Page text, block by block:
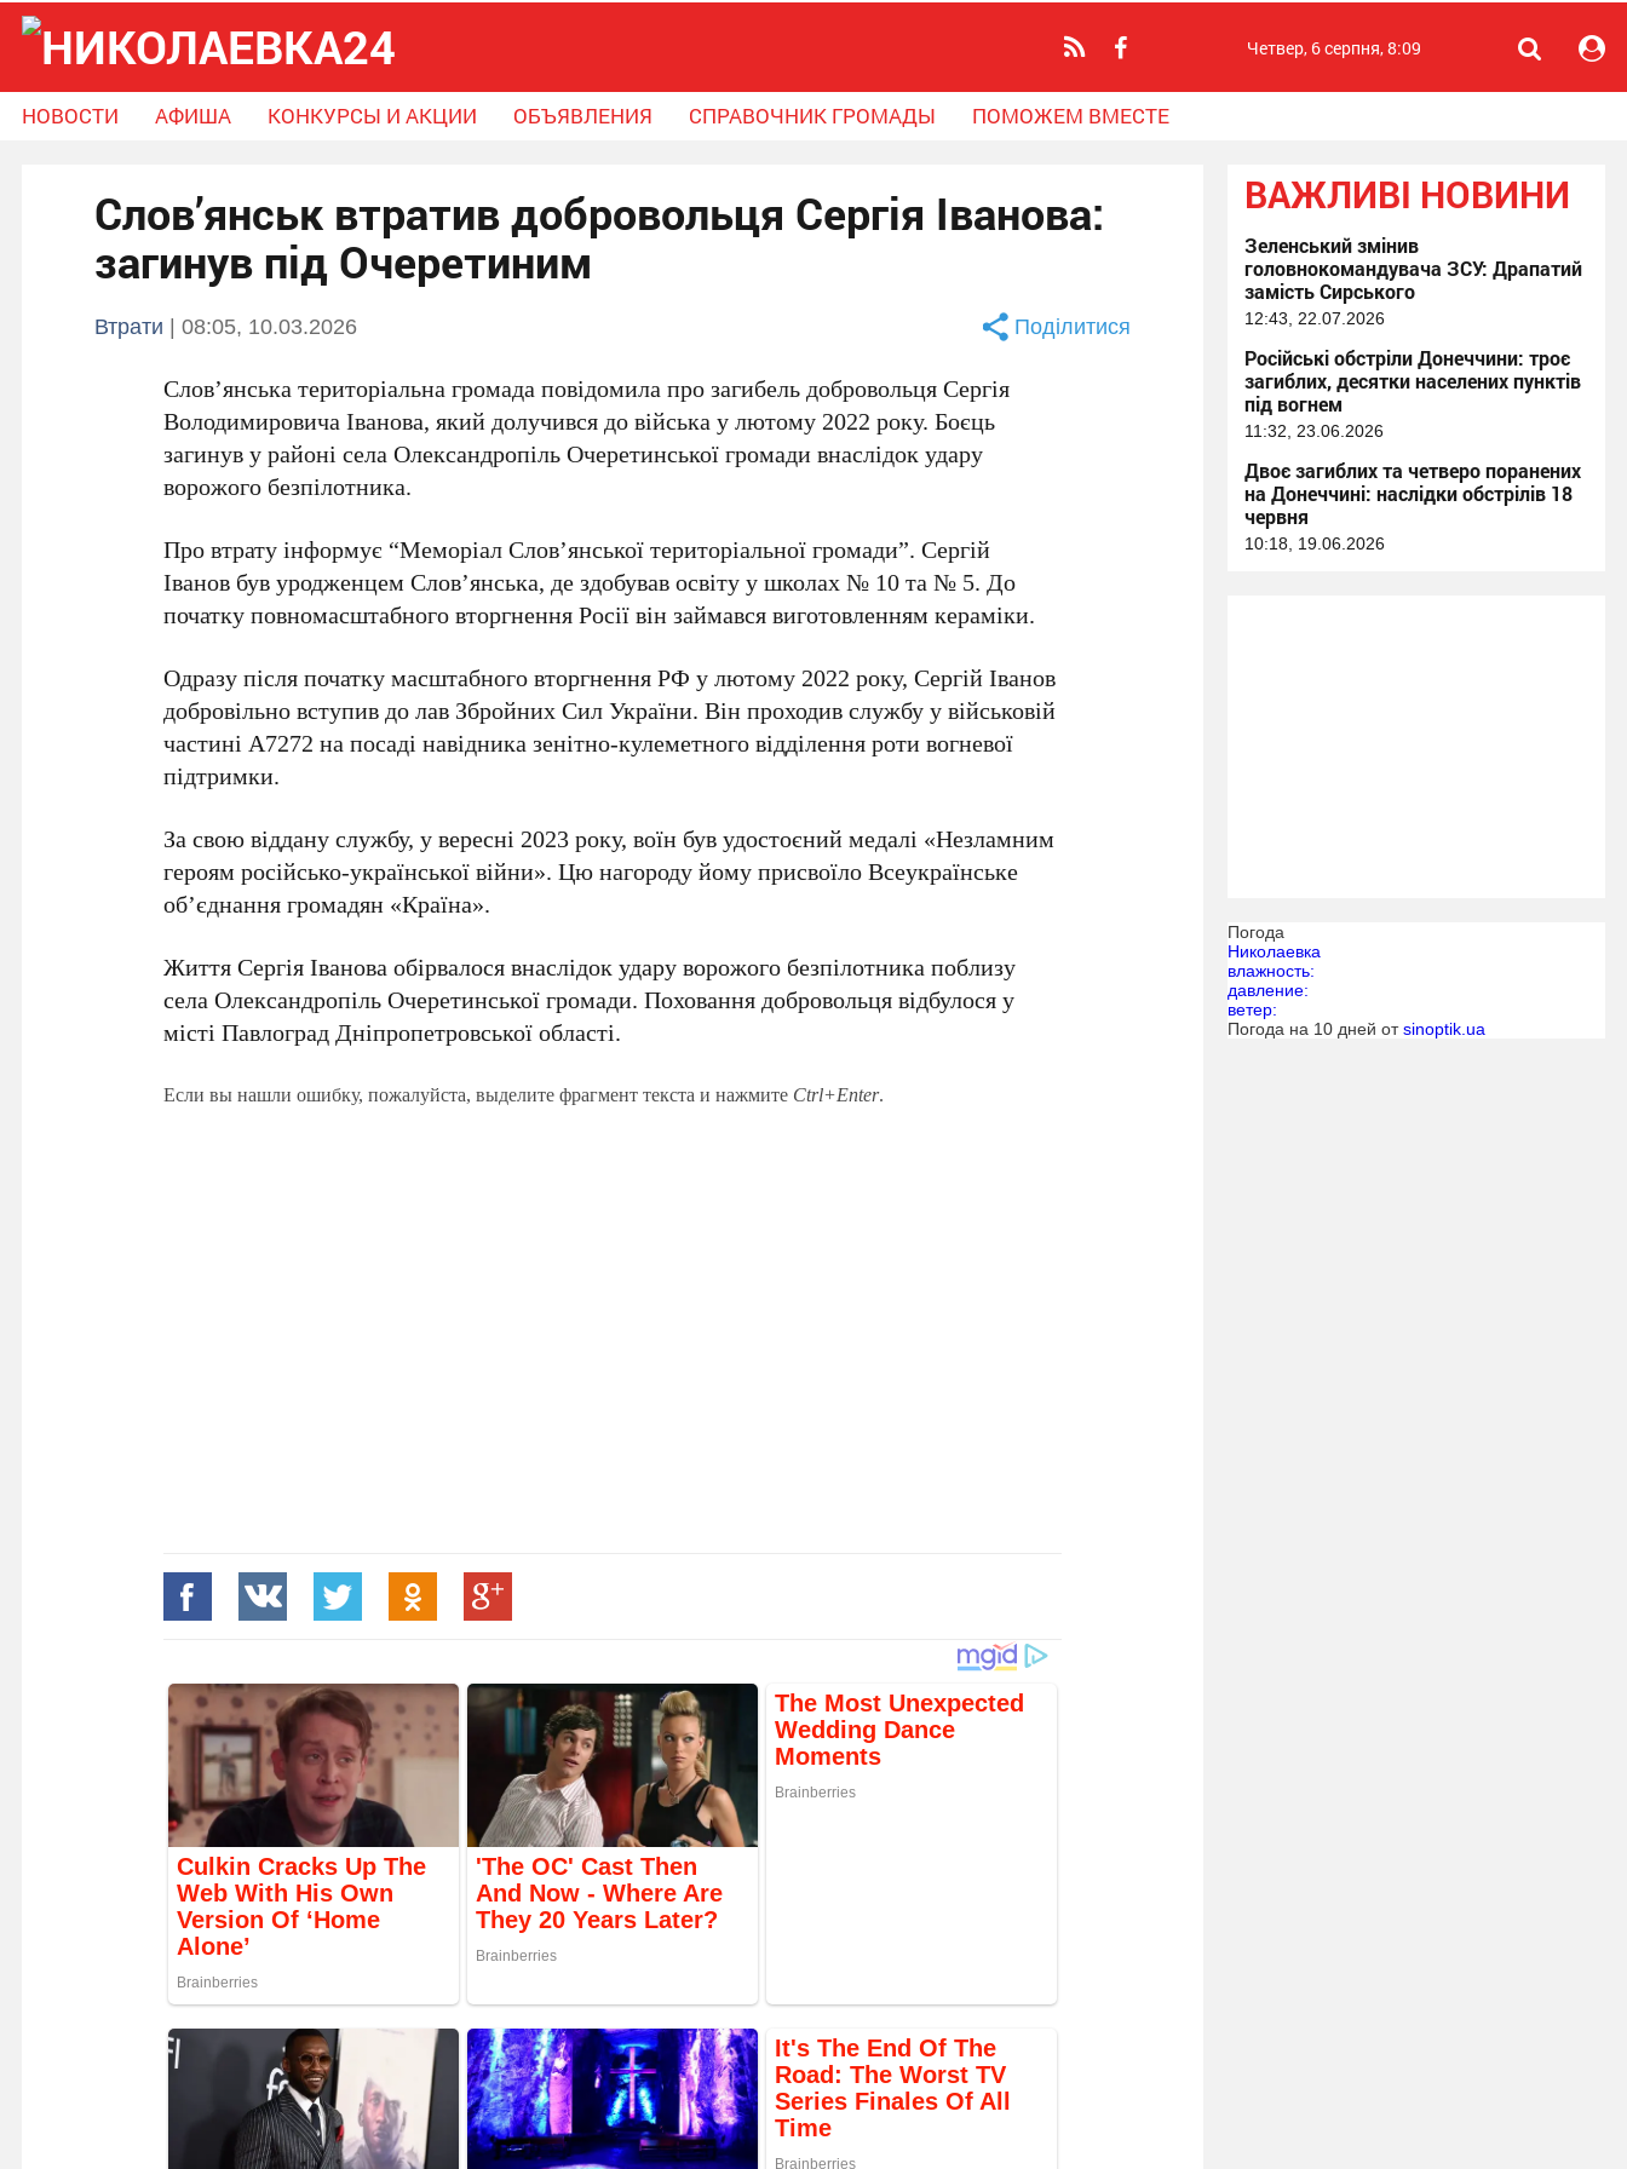
Четвер, 6 серпня, 8:09
НОВОСТИ АФИША КОНКУРСЫ И АКЦИИ ОБЪЯВЛЕНИЯ СПРАВОЧНИК ГРОМАДЫ ПОМОЖЕМ ВМЕСТЕ
Объявления
Справочник громады
Слов’янськ втратив добровольця Сергія Іванова:
загинув під Очеретиним
Втрати | 08:05, 10.03.2026 Поділитися
Слов’янська територіальна громада повідомила про загибель добровольцяСергія
Володимировича Іванова, який долучився до війська у лютому 2022 року. Боєць
загинув у районі села Олександропіль Очеретинської громади внаслідок удару
ворожого безпілотника.
Про втрату інформує “Меморіал Слов’янської територіальної громади”. Сергій
Іванов був уродженцем Слов’янська, де здобував освіту у школах № 10 та № 5. До
початку повномасштабного вторгнення Росії він займався виготовленням кераміки.
Одразу після початку масштабного вторгнення РФ у лютому 2022 року, Сергій Іванов
добровільно вступив до лав Збройних Сил України. Він проходив службу у військовій
частиніА7272 на посаді навідника зенітно-кулеметного відділення роти вогневої
підтримки.
За свою віддану службу, у вересні 2023 року, воїн був удостоєний медалі «Незламним
героям російсько-української війни». Цю нагороду йому присвоїло Всеукраїнське
об’єднання громадян «Країна».
Життя Сергія Іванова обірвалося внаслідок удару ворожого безпілотника поблизу
села Олександропіль Очеретинської громади. Поховання добровольця відбулося у
місті Павлоград Дніпропетровської області.
Если вы нашли ошибку, пожалуйста, выделите фрагмент текста и нажмите Ctrl+Enter.
ВАЖЛИВІ НОВИНИ
Зеленський змінив
головнокомандувача ЗСУ: Драпатий
замість Сирського
12:43, 22.07.2026
Російські обстріли Донеччини: троє
загиблих, десятки населених пунктів
під вогнем
11:32, 23.06.2026
Двоє загиблих та четверо поранених
на Донеччині: наслідки обстрілів 18
червня
10:18, 19.06.2026
Погода
Николаевка
влажность:
давление:
ветер:
Погода на 10 дней отsinoptik.ua